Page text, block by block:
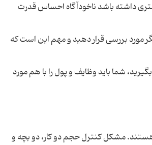
داشته باشد ناخودآگاه احساس قدرت
مورد بررسی قرار دهید و مهم این است که
شما باید وظایف و پول را با هم مورد
مشکل کنترل حجم دو کار، دو بچه و